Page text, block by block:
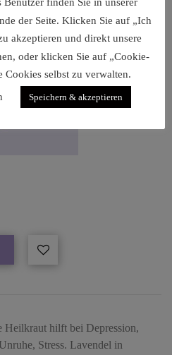
Heilkraut hilft bei Depression,
Stress. Lavendel in
der Seite. Klicken Sie auf „Ich
akzeptieren und direkt unsere
oder klicken Sie auf „Cookie-
Cookies selbst zu verwalten.
Speichern & akzeptieren